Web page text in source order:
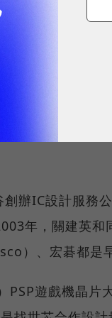
經理沈翔霖共
辦IC設計服務
年，關建英
）、宏碁都是
PSP遊戲機晶片